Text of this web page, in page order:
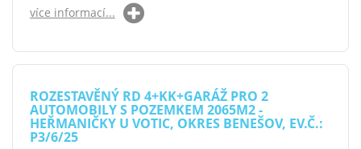
více informací...
ROZESTAVĚNÝ RD 4+KK+GARÁŽ PRO 2
AUTOMOBILY S POZEMKEM 2065M2 -
HEŘMANIČKY U VOTIC, OKRES BENEŠOV, EV.Č.:
P3/6/25